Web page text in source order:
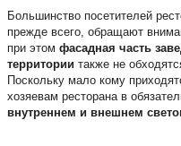
Большинство посетителей
прежде всего, обращают
при этом фасадная часть
территории также не
Поскольку мало кому
хозяевам ресторана в
внутреннем и внешнем